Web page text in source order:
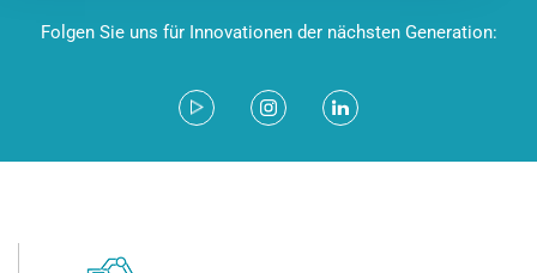
Folgen Sie uns für Innovationen der nächsten Generation: